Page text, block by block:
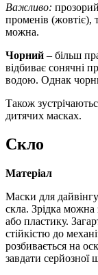
Важливо:
променів (жовтіє),
можна.
Чорний – більш
відбиває сонячні
водою. Однак
Також
дитячих масках.
Скло
Матеріал
Маски для
скла. Зрідка можна
або пластику.
стійкістю до
розбивається на
завдати серйозної